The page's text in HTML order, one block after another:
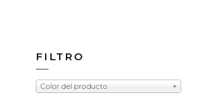
FILTRO
Color del producto